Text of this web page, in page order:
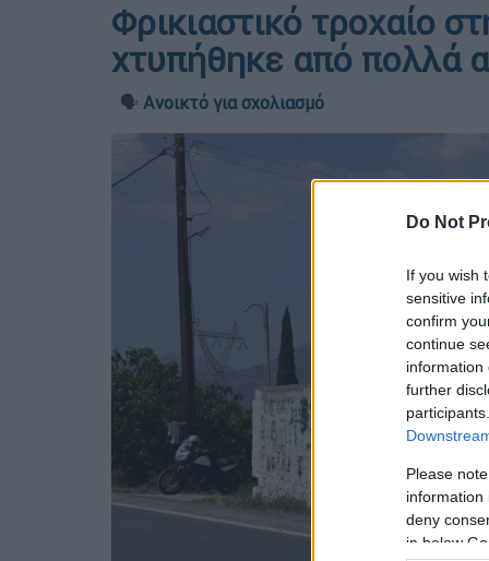
Do Not
If you wish
sensitive
confirm
continue
information
further
Please
information
deny
in below
Φρικιαστικό τροχαίο
χτυπήθηκε από πολλά
🗣️ Ανοικτό για σχολιασμό